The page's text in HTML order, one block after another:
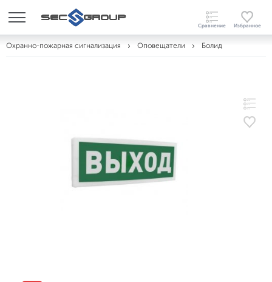
Охранно-пожарная сигнализация Оповещатели Болид